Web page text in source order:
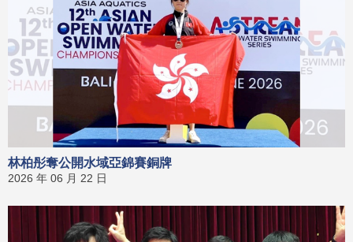
林柏彤奪公開水域亞錦賽銅牌
2026 年 06 月 22 日